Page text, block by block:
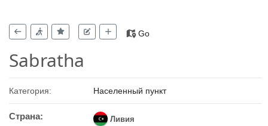
Go
Sabratha
Категория: Населенный пункт
Страна: Ливия